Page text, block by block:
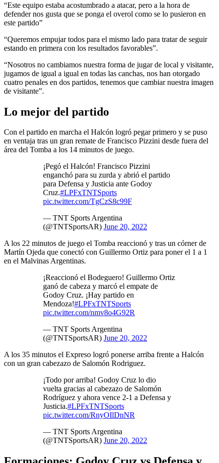
“Este equipo estaba acostumbrado a atacar, pero a la hora de
defender nos gusta que se ponga el overol como se lo pusieron en
este partido”
“Queremos empujar todos para el mismo lado para tratar de seguir
estando en primera con los resultados favorables”.
“Nosotros no cambiamos nuestra forma de jugar de local y visitante,
jugamos de igual a igual en todas las canchas, nos han otorgado
cuatro penales en dos partidos, tenemos que cambiar nuestra imagen
de visitante”.
Lo mejor del partido
Con el partido en marcha el Halcón logró pegar primero y se puso
en ventaja tras un gran remate de Francisco Pizzini desde fuera del
área del Tomba a los 14 minutos de juego.
¡Pegó el Halcón! Francisco Pizzini
enganchó para su zurda y abrió el partido
para Defensa y Justicia ante Godoy
Cruz.#LPFxTNTSports
pic.twitter.com/TgCzS8c99F
— TNT Sports Argentina
(@TNTSportsAR) June 20, 2022
A los 22 minutos de juego el Tomba reaccionó y tras un córner de
Martín Ojeda que conectó con Guillermo Ortiz para poner el 1 a 1
en el Malvinas Argentinas.
¡Reaccionó el Bodeguero! Guillermo Ortiz
ganó de cabeza y marcó el empate de
Godoy Cruz. ¡Hay partido en
Mendoza!#LPFxTNTSports
pic.twitter.com/nmv8o4G92R
— TNT Sports Argentina
(@TNTSportsAR) June 20, 2022
A los 35 minutos el Expreso logró ponerse arriba frente a Halcón
con un gran cabezazo de Salomón Rodriguez.
¡Todo por arriba! Godoy Cruz lo dio
vuelta gracias al cabezazo de Salomón
Rodríguez y ahora vence 2-1 a Defensa y
Justicia.#LPFxTNTSports
pic.twitter.com/RnyOIlDnNR
— TNT Sports Argentina
(@TNTSportsAR) June 20, 2022